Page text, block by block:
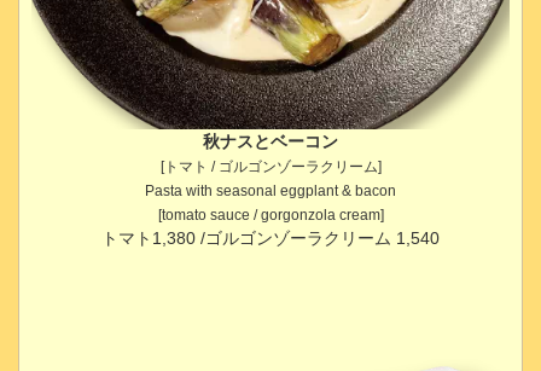
秋ナスとベーコン
[トマト / ゴルゴンゾーラクリーム]
Pasta with seasonal eggplant & bacon
[tomato sauce / gorgonzola cream]
トマト1,380 /ゴルゴンゾーラクリーム 1,540